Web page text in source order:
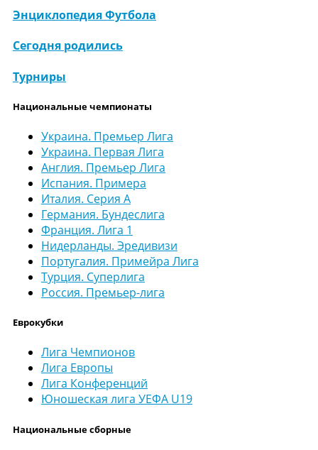
Энциклопедия Футбола
Сегодня родились
Турниры
Национальные чемпионаты
Украина. Премьер Лига
Украина. Первая Лига
Англия. Премьер Лига
Испания. Примера
Италия. Серия А
Германия. Бундеслига
Франция. Лига 1
Нидерланды. Эредивизи
Португалия. Примейра Лига
Турция. Суперлига
Россия. Премьер-лига
Еврокубки
Лига Чемпионов
Лига Европы
Лига Конференций
Юношеская лига УЕФА U19
Национальные сборные